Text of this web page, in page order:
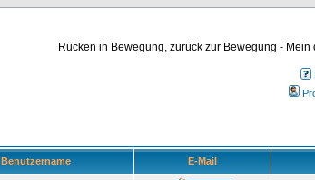
Rücken in Bewegung, zurück zur Bewegung -
Benutzername E-Mail